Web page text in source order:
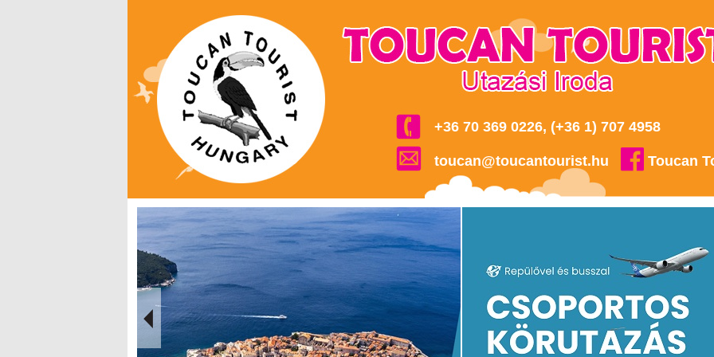
+36 70 369 0226, (+36 1) 707 4958
toucan@toucantourist.hu Toucan